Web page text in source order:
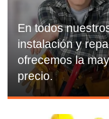
En todos
instalación y
ofrecemos la
precio.